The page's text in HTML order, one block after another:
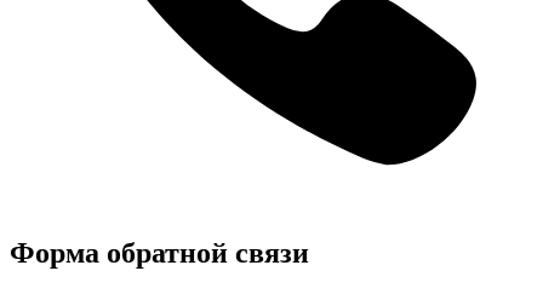
Форма обратной связи